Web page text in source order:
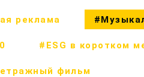
реклама
#ESG в коротком
фильм